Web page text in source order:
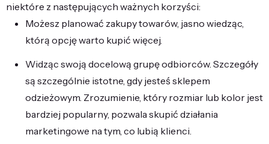
niektóre z następujących ważnych korzyści:
Możesz planować zakupy towarów, jasno wiedząc,
którą opcję warto kupić więcej.
Widząc swoją docelową grupę odbiorców. Szczegóły
są szczególnie istotne, gdy jesteś sklepem
odzieżowym. Zrozumienie, który rozmiar lub kolor jest
bardziej popularny, pozwala skupić działania
marketingowe na tym, co lubią klienci.